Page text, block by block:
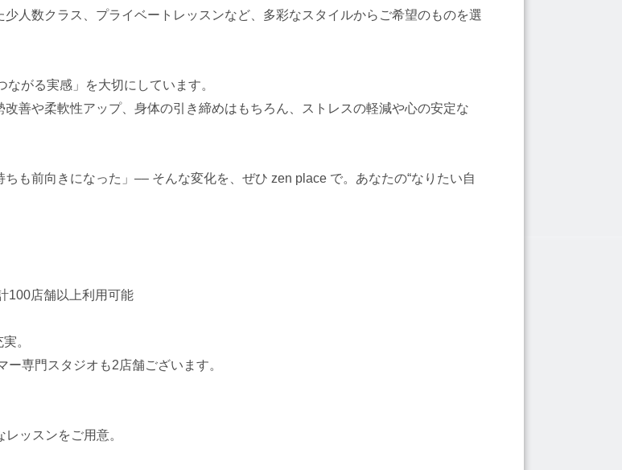
人数クラス、プライベートレッスンなど、多彩なスタイルからご希望のものを選
がる実感」を大切にしています。
善や柔軟性アップ、身体の引き締めはもちろん、ストレスの軽減や心の安定な
も前向きになった」–– そんな変化を、ぜひ zen place で。あなたの“なりたい自
100店舗以上利用可能
。
専門スタジオも2店舗ございます。
ッスンをご用意。